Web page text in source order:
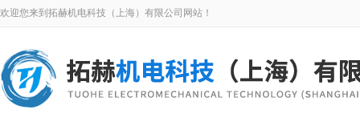
欢迎您来到拓赫机电科技（上海）有限公司网站！